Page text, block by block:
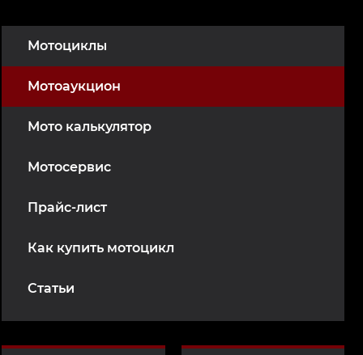
Мотоциклы
Мотоаукцион
Мото калькулятор
Мотосервис
Прайс-лист
Как купить мотоцикл
Статьи